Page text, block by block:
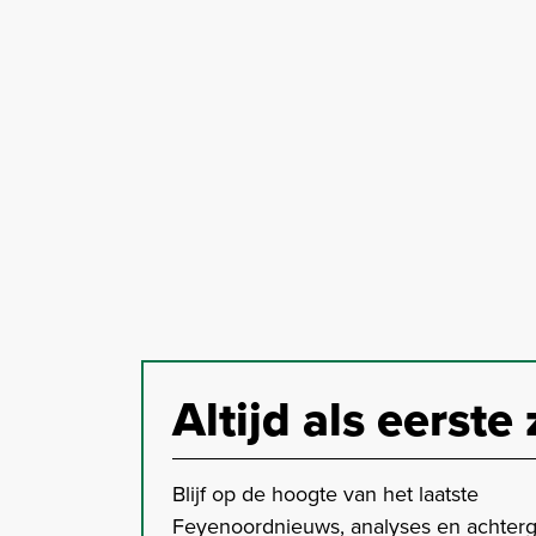
Altijd als eerste
Blijf op de hoogte van het laatste
Feyenoordnieuws, analyses en